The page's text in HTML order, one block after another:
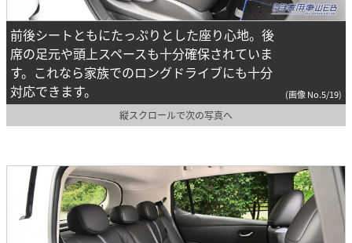
前後シートともにたっぷりとした座り心地。後
席の足元や頭上スペースも十分確保されていま
す。これなら家族でのロングドライブにも十分
対応できます。
(画像 No.5/19)
縦スクロールで次の写真へ